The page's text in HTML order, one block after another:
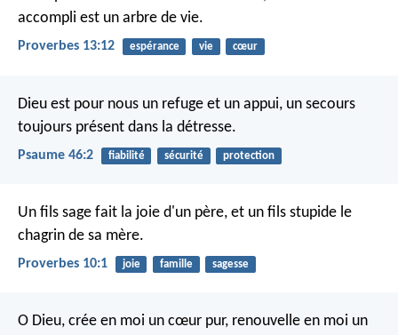
accompli est un arbre de vie.
Proverbes 13:12 espérance vie cœur
Dieu est pour nous un refuge et un appui, un secours
toujours présent dans la détresse.
Psaume 46:2 fiabilité sécurité protection
Un fils sage fait la joie d'un père, et un fils stupide le
chagrin de sa mère.
Proverbes 10:1 joie famille sagesse
O Dieu, crée en moi un cœur pur, renouvelle en moi un